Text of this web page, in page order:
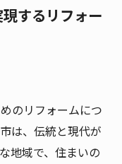
するリフォー
のリフォームにつ
は、伝統と現代が
地域で、住まいの